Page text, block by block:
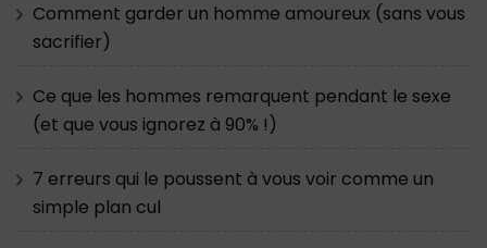
Comment garder un homme amoureux (sans vous
sacrifier)
Ce que les hommes remarquent pendant le sexe
(et que vous ignorez à 90% !)
7 erreurs qui le poussent à vous voir comme un
simple plan cul